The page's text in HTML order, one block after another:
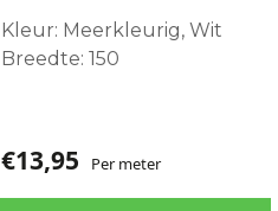
Kleur: Meerkleurig, Wit
Breedte: 150
€13,95 Per meter